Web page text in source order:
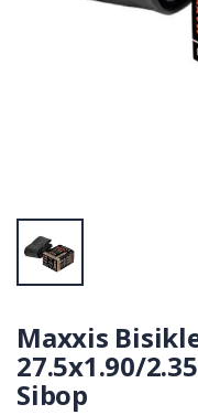
Maxxis
27.5x1.90/
Sibop